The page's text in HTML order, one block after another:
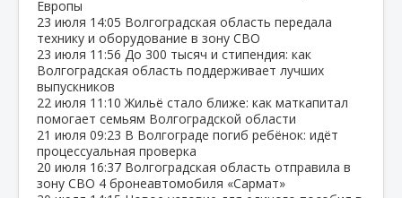
Европы
23 июля 14:05 Волгоградская область передала
технику и оборудование в зону СВО
23 июля 11:56 До 300 тысяч и стипендия: как
Волгоградская область поддерживает лучших
выпускников
22 июля 11:10 Жильё стало ближе: как маткапитал
помогает семьям Волгоградской области
21 июля 09:23 В Волгограде погиб ребёнок: идёт
процессуальная проверка
20 июля 16:37 Волгоградская область отправила в
зону СВО 4 бронеавтомобиля «Сармат»